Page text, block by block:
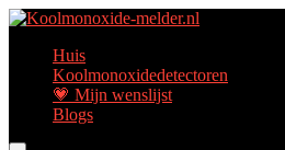
Huis
Koolmonoxidedetectoren
💗 Mijn wenslijst
Blogs